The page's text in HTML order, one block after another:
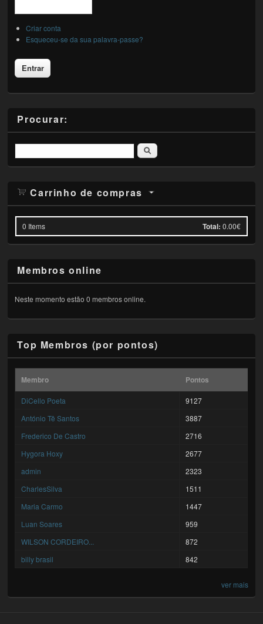
Criar conta
Esqueceu-se da sua palavra-passe?
Procurar:
Pesquisar
Carrinho de compras
0 Items Total: 0.00€
Membros online
Neste momento estão 0 membros online.
Top Membros (por pontos)
Membro Pontos
DiCello Poeta
9127
António Tê Santos
3887
Frederico De Castro
2716
Hygora Hoxy
2677
admin
2323
CharlesSilva
1511
Maria Carmo
1447
Luan Soares
959
WILSON CORDEIRO...
872
billy brasil
842
ver mais